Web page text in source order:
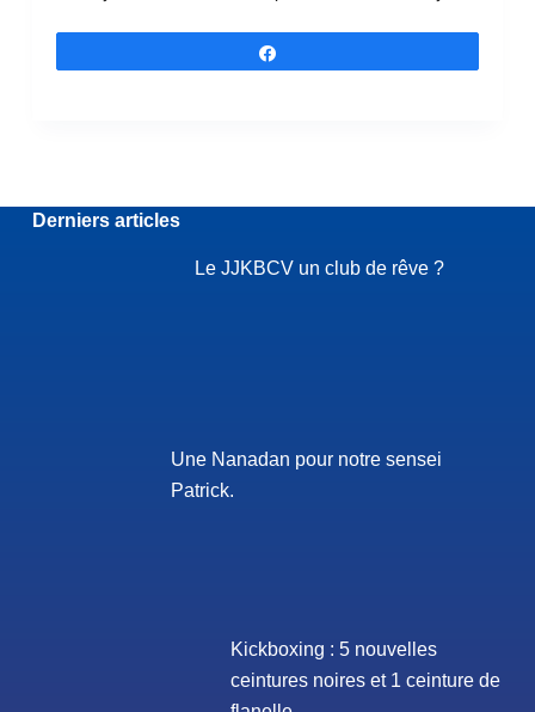
Derniers articles
Le JJKBCV un club de rêve ?
Une Nanadan pour notre sensei
Patrick.
Kickboxing : 5 nouvelles
ceintures noires et 1 ceinture de